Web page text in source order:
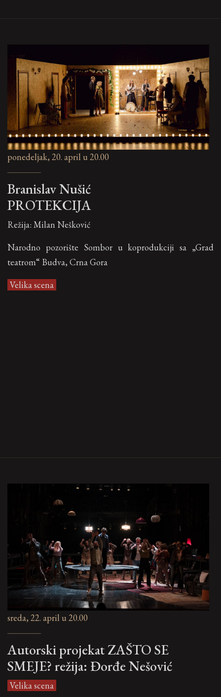
ponedeljak, 20. april u 20.00
Branislav Nušić
PROTEKCIJA
Režija: Milan Nešković
Narodno pozorište Sombor u koprodukciji sa „Grad
teatrom“ Budva, Crna Gora
Velika scena
sreda, 22. april u 20.00
Autorski projekat ZAŠTO SE
SMEJE? režija: Đorđe Nešović
Velika scena